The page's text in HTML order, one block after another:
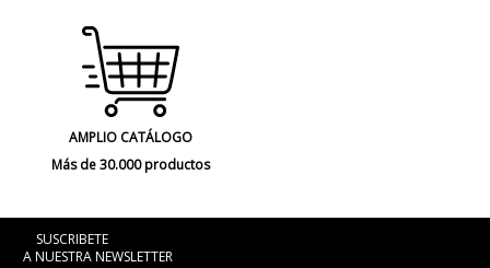
AMPLIO CATÁLOGO
Más de 30.000 productos
SUSCRIBETE
A NUESTRA NEWSLETTER